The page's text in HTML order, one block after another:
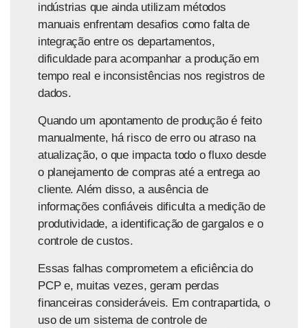
indústrias que ainda utilizam métodos
manuais enfrentam desafios como falta de
integração entre os departamentos,
dificuldade para acompanhar a produção em
tempo real e inconsistências nos registros de
dados.
Quando um apontamento de produção é feito
manualmente, há risco de erro ou atraso na
atualização, o que impacta todo o fluxo desde
o planejamento de compras até a entrega ao
cliente. Além disso, a ausência de
informações confiáveis dificulta a medição de
produtividade, a identificação de gargalos e o
controle de custos.
Essas falhas comprometem a eficiência do
PCP e, muitas vezes, geram perdas
financeiras consideráveis. Em contrapartida, o
uso de um sistema de controle de